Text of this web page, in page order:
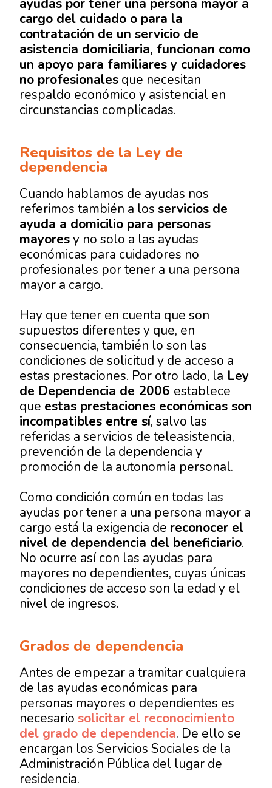
ayudas por tener una persona mayor a
cargo del cuidado o para la
contratación de un servicio de
asistencia domiciliaria, funcionan como
un apoyo para familiares y cuidadores
no profesionales que necesitan
respaldo económico y asistencial en
circunstancias complicadas.
Requisitos de la Ley de
dependencia
Cuando hablamos de ayudas nos
referimos también a losservicios de
ayuda a domicilio para personas
mayoresy no solo a las ayudas
económicas para cuidadores no
profesionales por tener a una persona
mayor a cargo.
Hay que tener en cuenta que son
supuestos diferentes y que, en
consecuencia, también lo son las
condiciones de solicitud y de acceso a
estas prestaciones. Por otro lado, la Ley
de Dependencia de 2006 establece
que estas prestaciones económicas son
incompatibles entre sí, salvo las
referidas a servicios de teleasistencia,
prevención de la dependencia y
promoción de la autonomía personal.
Como condición común en todas las
ayudas por tener a una persona mayor a
cargo está la exigencia de reconocer el
nivel de dependencia del beneficiario.
No ocurre así con las ayudas para
mayores no dependientes, cuyas únicas
condiciones de acceso son la edad y el
nivel de ingresos.
Grados de dependencia
Antes de empezar a tramitar cualquiera
de las ayudas económicas para
personas mayores o dependientes es
necesariosolicitar el reconocimiento
del grado de dependencia. De ello se
encargan los Servicios Sociales de la
Administración Pública del lugar de
residencia.